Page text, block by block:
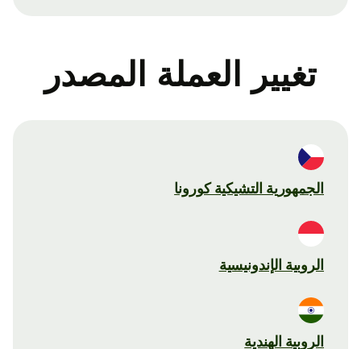
تغيير العملة المصدر
الجمهورية التشيكية كورونا
الروبية الإندونيسية
الروبية الهندية